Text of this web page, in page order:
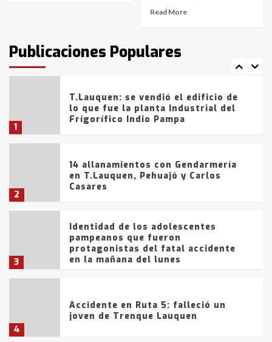
Read More
Publicaciones Populares
fueron detenidos por
comercialización de drogas en la
tarde del sábado
1
T.Lauquen: se vendió el edificio de
lo que fue la planta Industrial del
Frígorífico Indio Pampa
2
14 allanamientos con Gendarmería
en T.Lauquen, Pehuajó y Carlos
Casares
3
Identidad de los adolescentes
pampeanos que fueron
protagonistas del fatal accidente
en la mañana del lunes
4
Accidente en Ruta 5: falleció un
joven de Trenque Lauquen